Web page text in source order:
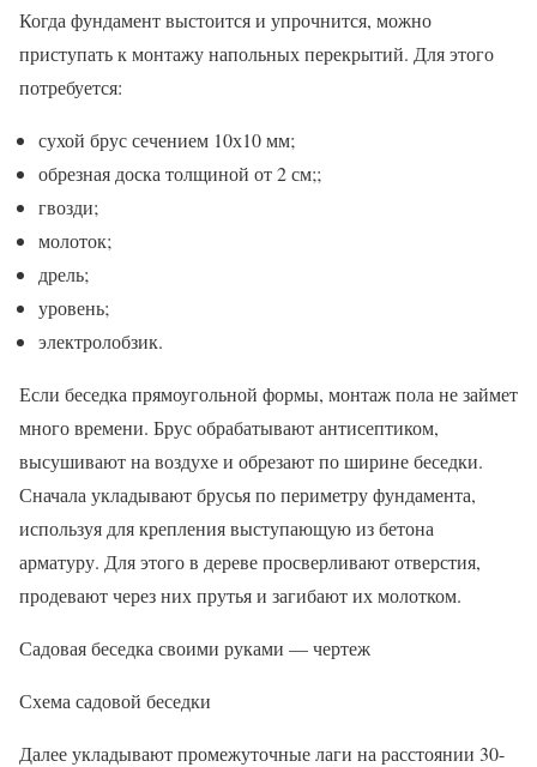
Когда фундамент выстоится и упрочнится, можно
приступать к монтажу напольных перекрытий. Для этого
потребуется:
сухой брус сечением 10х10 мм;
обрезная доска толщиной от 2 см;;
гвозди;
молоток;
дрель;
уровень;
электролобзик.
Если беседка прямоугольной формы, монтаж пола не займет
много времени. Брус обрабатывают антисептиком,
высушивают на воздухе и обрезают по ширине беседки.
Сначала укладывают брусья по периметру фундамента,
используя для крепления выступающую из бетона
арматуру. Для этого в дереве просверливают отверстия,
продевают через них прутья и загибают их молотком.
Садовая беседка своими руками — чертеж
Схема садовой беседки
Далее укладывают промежуточные лаги на расстоянии 30-